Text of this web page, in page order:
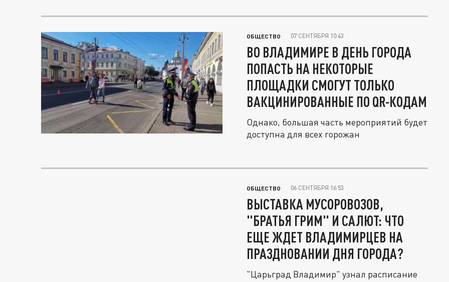
ОБЩЕСТВО 07 СЕНТЯБРЯ 10:43
ВО ВЛАДИМИРЕ В ДЕНЬ ГОРОДА
ПОПАСТЬ НА НЕКОТОРЫЕ
ПЛОЩАДКИ СМОГУТ ТОЛЬКО
ВАКЦИНИРОВАННЫЕ ПО QR-КОДАМ
Однако, большая часть мероприятий будет
доступна для всех горожан
ОБЩЕСТВО 06 СЕНТЯБРЯ 16:53
ВЫСТАВКА МУСОРОВОЗОВ,
"БРАТЬЯ ГРИМ" И САЛЮТ: ЧТО
ЕЩЕ ЖДЕТ ВЛАДИМИРЦЕВ НА
ПРАЗДНОВАНИИ ДНЯ ГОРОДА?
"Царьград Владимир" узнал расписание